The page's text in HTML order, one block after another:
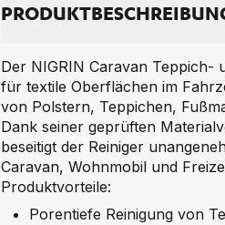
Der NIGRIN Caravan Teppich-
für textile Oberflächen im
von Polstern, Teppichen,
Dank seiner geprüften
beseitigt der Reiniger
Caravan, Wohnmobil und
Produktvorteile:
Porentiefe Reinigung von